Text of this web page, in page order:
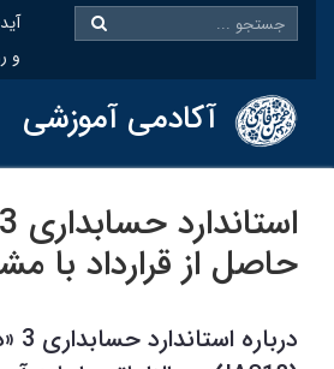
و
آکادمی آموزشی
حاصل از قرارداد با
درباره